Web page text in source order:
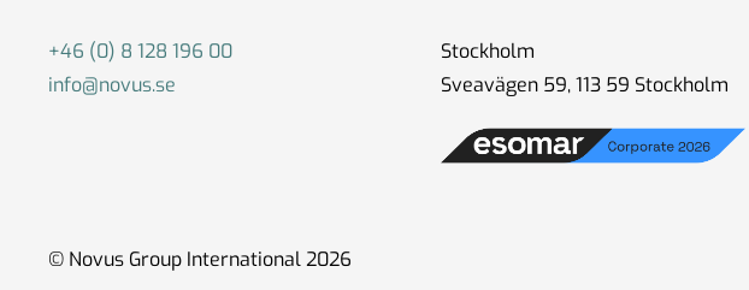
+46 (0) 8 128 196 00
info@novus.se
Stockholm
Sveavägen 59, 113 59 Stockholm
© Novus Group International 2026